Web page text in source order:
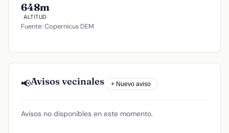
648m
ALTITUD
Fuente: Copernicus DEM
📢Avisos vecinales + Nuevo aviso
Avisos no disponibles en este momento.